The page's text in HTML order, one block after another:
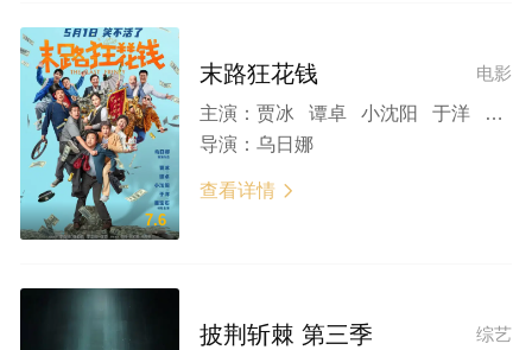
7.6
电影
末路狂花钱
主演： 贾冰 谭卓 小沈阳 于洋 董宝石 李嘉琦 张百乔 李宗恒 刘嘉裕 李琦
导演： 乌日娜
查看详情 
综艺
披荆斩棘 第三季